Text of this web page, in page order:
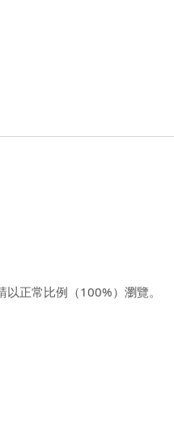
正常比例（100%）瀏覽。